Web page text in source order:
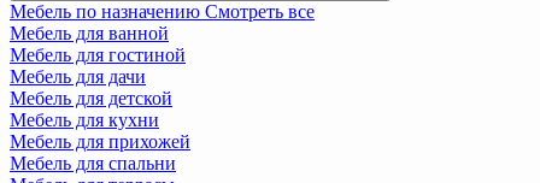
Мебель по назначению Смотреть все
Мебель для ванной
Мебель для гостиной
Мебель для дачи
Мебель для детской
Мебель для кухни
Мебель для прихожей
Мебель для спальни